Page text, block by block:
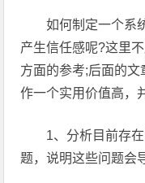
如何制定一个系
产生信任感呢?这里
方面的参考;后面的文
作一个实用价值高，
1、分析目前存
题，说明这些问题会